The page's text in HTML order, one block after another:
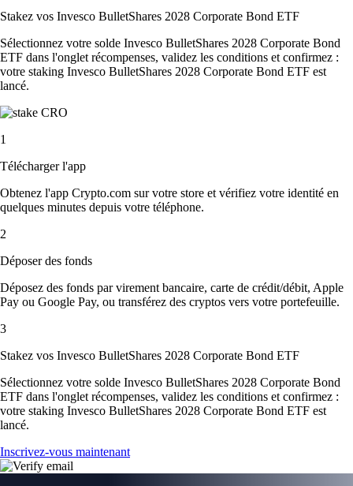
Stakez vos Invesco BulletShares 2028 Corporate Bond ETF
Sélectionnez votre solde Invesco BulletShares 2028 Corporate Bond
ETF dans l'onglet récompenses, validez les conditions et confirmez :
votre staking Invesco BulletShares 2028 Corporate Bond ETF est
lancé.
1
Télécharger l'app
Obtenez l'app Crypto.com sur votre store et vérifiez votre identité en
quelques minutes depuis votre téléphone.
2
Déposer des fonds
Déposez des fonds par virement bancaire, carte de crédit/débit, Apple
Pay ou Google Pay, ou transférez des cryptos vers votre portefeuille.
3
Stakez vos Invesco BulletShares 2028 Corporate Bond ETF
Sélectionnez votre solde Invesco BulletShares 2028 Corporate Bond
ETF dans l'onglet récompenses, validez les conditions et confirmez :
votre staking Invesco BulletShares 2028 Corporate Bond ETF est
lancé.
Inscrivez-vous maintenant